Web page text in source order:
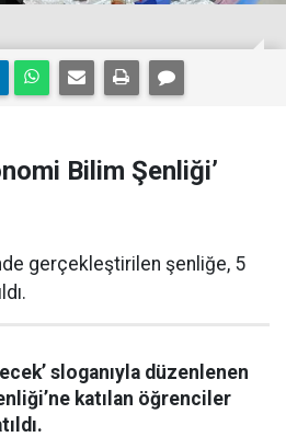
Bilim Şenliği’
gerçekleştirilen şenliğe, 5
sloganıyla düzenlenen
katılan öğrenciler